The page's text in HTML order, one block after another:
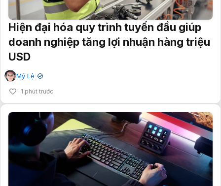
Hiện đại hóa quy trình tuyến đầu giúp
doanh nghiệp tăng lợi nhuận hàng triệu
USD
Mỹ Lệ ✔
1 phút trước